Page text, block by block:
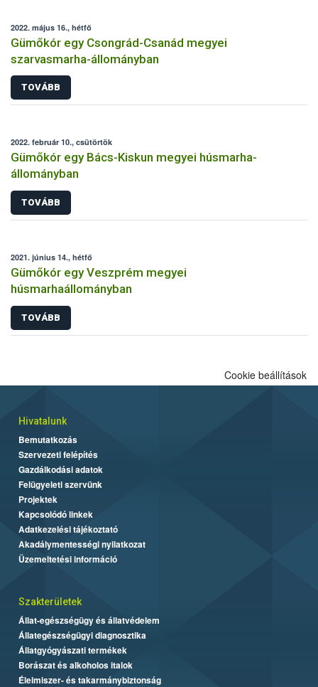
2022. május 16., hétfő
Gümőkór egy Csongrád-Csanád megyei
szarvasmarha-állományban
TOVÁBB
2022. február 10., csütörtök
Gümőkór egy Bács-Kiskun megyei húsmarha-
állományban
TOVÁBB
2021. június 14., hétfő
Gümőkór egy Veszprém megyei
húsmarhaállományban
TOVÁBB
Cookie beállítások
Hivatalunk
Bemutatkozás
Szervezeti felépítés
Gazdálkodási adatok
Felügyeleti szervünk
Projektek
Kapcsolódó linkek
Adatkezelési tájékoztató
Akadálymentességi nyilatkozat
Üzemeltetési információ
Szakterületek
Állat-egészségügy és állatvédelem
Állategészségügyi diagnosztika
Állatgyógyászati termékek
Borászat és alkoholos italok
Élelmiszer- és takarmánybiztonság